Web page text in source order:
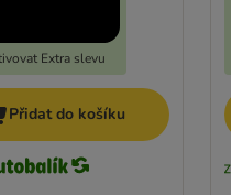
Extra slevu
Přidat do košíku